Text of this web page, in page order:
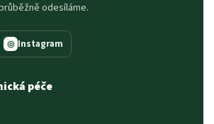
odesíláme.
◎ Instagram
péče